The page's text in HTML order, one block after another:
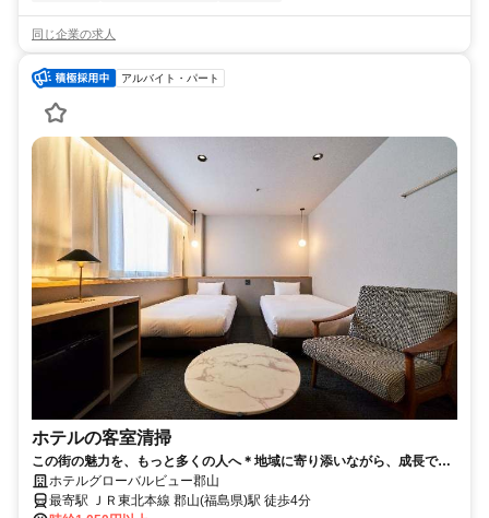
同じ企業の求人
アルバイト・パート
ホテルの客室清掃
この街の魅力を、もっと多くの人へ＊地域に寄り添いながら、成長でき
る環境です◎1日4時間・週3日～！履歴書不要
ホテルグローバルビュー郡山
最寄駅 ＪＲ東北本線 郡山(福島県)駅 徒歩4分